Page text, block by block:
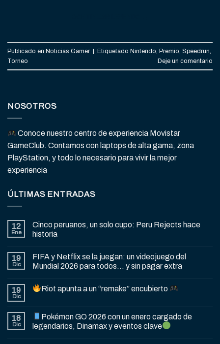
Publicado en Noticias Gamer | Etiquetado Nintendo Premio Speedrun
Torneo
Deje un comentario
NOSOTROS
Conoce nuestro centro de experiencia Movistar
GameClub. Contamos con laptops de alta gama, zona
PlayStation, y todo lo necesario para vivir la mejor
experiencia
ÚLTIMAS ENTRADAS
12
Ene
Cinco peruanos, un solo cupo: Peru Rejects hace
historia
19
Dic
FIFA y Netflix se la juegan: un videojuego del
Mundial 2026 para todos… y sin pagar extra
19
Dic
Riot apunta a un “remake” encubierto
18
Dic
Pokémon GO 2026 con un enero cargado de
legendarios, Dinamax y eventos clave